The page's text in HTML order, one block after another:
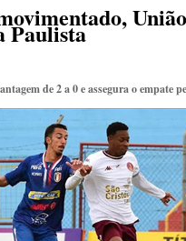
Paulista
de 2 a 0 e assegura o empate